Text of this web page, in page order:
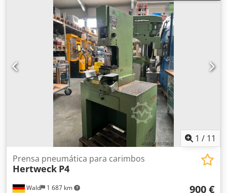
- Altura de montagem: 800 mm - Alcance até o centro do
êmbolo: 360 mm - Área de fixação do êmbolo: 440 x 360
mm - Pino de fixação do êmbolo: 40 mm - Tamanho da
mesa: 630 x 500 mm - Abertura da mesa / passagem: 180
mm - Pedal elétrico - Comando bimanual - Acionamento:
400 V / 8,75 kW - Necessidade de espaço aprox.: L 800 x A
2750 x P 1150 mm - Peso aprox. 2000 kg
1 / 11
Wald 1 687 km
Prensa pneumática para carimbos
Hertweck P4
900 €